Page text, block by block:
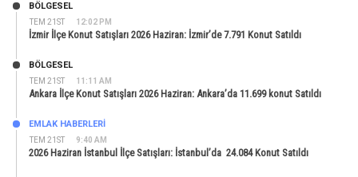
TEM 21ST 12:02 PM
BÖLGESEL
İzmir İlçe Konut Satışları 2026 Haziran: İzmir’de 7.791 Konut Satıldı
TEM 21ST 11:11 AM
BÖLGESEL
Ankara İlçe Konut Satışları 2026 Haziran: Ankara’da 11.699 konut Satıldı
TEM 21ST 9:40 AM
EMLAK HABERLERI
2026 Haziran İstanbul İlçe Satışları: İstanbul’da 24.084 Konut Satıldı